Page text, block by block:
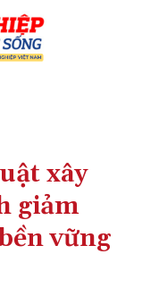
xây
giảm
vững